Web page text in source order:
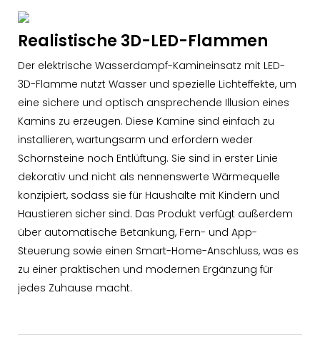
Realistische 3D-LED-Flammen
Der elektrische Wasserdampf-Kamineinsatz mit LED-
3D-Flamme nutzt Wasser und spezielle Lichteffekte, um
eine sichere und optisch ansprechende Illusion eines
Kamins zu erzeugen. Diese Kamine sind einfach zu
installieren, wartungsarm und erfordern weder
Schornsteine ​​noch Entlüftung. Sie sind in erster Linie
dekorativ und nicht als nennenswerte Wärmequelle
konzipiert, sodass sie für Haushalte mit Kindern und
Haustieren sicher sind. Das Produkt verfügt außerdem
über automatische Betankung, Fern- und App-
Steuerung sowie einen Smart-Home-Anschluss, was es
zu einer praktischen und modernen Ergänzung für
jedes Zuhause macht.